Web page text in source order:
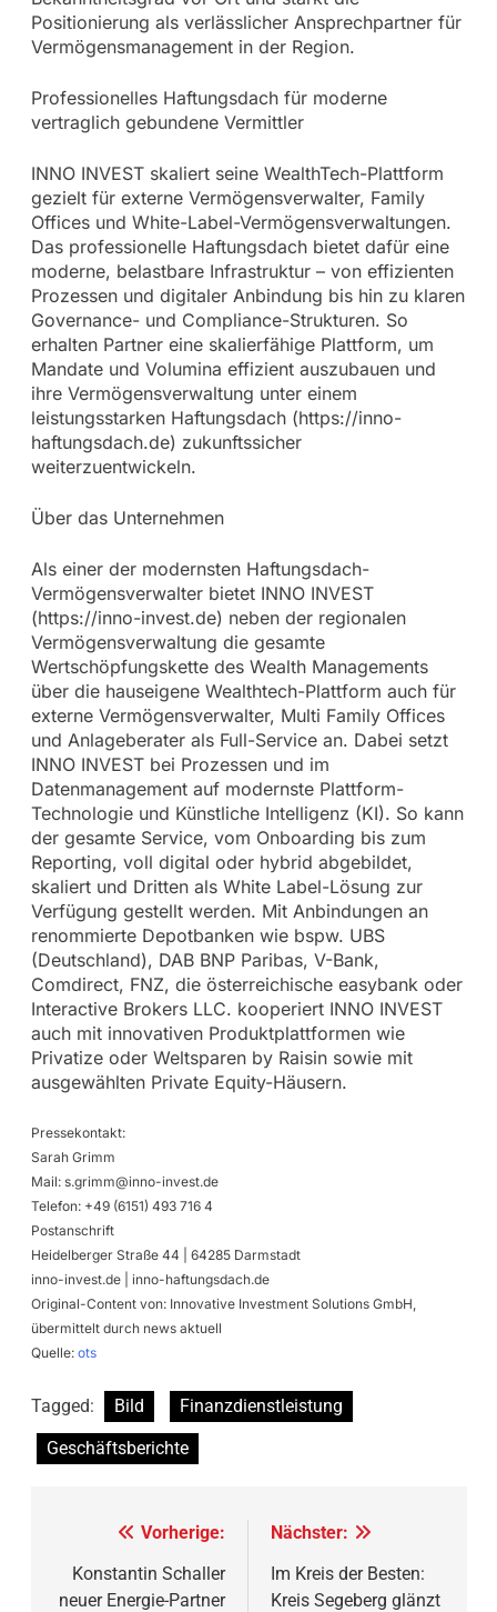
Positionierung als verlässlicher Ansprechpartner für
Vermögensmanagement in der Region.
Professionelles Haftungsdach für moderne
vertraglich gebundene Vermittler
INNO INVEST skaliert seine WealthTech-Plattform
gezielt für externe Vermögensverwalter, Family
Offices und White-Label-Vermögensverwaltungen.
Das professionelle Haftungsdach bietet dafür eine
moderne, belastbare Infrastruktur – von effizienten
Prozessen und digitaler Anbindung bis hin zu klaren
Governance- und Compliance-Strukturen. So
erhalten Partner eine skalierfähige Plattform, um
Mandate und Volumina effizient auszubauen und
ihre Vermögensverwaltung unter einem
leistungsstarken Haftungsdach (https://inno-
haftungsdach.de) zukunftssicher
weiterzuentwickeln.
Über das Unternehmen
Als einer der modernsten Haftungsdach-
Vermögensverwalter bietet INNO INVEST
(https://inno-invest.de) neben der regionalen
Vermögensverwaltung die gesamte
Wertschöpfungskette des Wealth Managements
über die hauseigene Wealthtech-Plattform auch für
externe Vermögensverwalter, Multi Family Offices
und Anlageberater als Full-Service an. Dabei setzt
INNO INVEST bei Prozessen und im
Datenmanagement auf modernste Plattform-
Technologie und Künstliche Intelligenz (KI). So kann
der gesamte Service, vom Onboarding bis zum
Reporting, voll digital oder hybrid abgebildet,
skaliert und Dritten als White Label-Lösung zur
Verfügung gestellt werden. Mit Anbindungen an
renommierte Depotbanken wie bspw. UBS
(Deutschland), DAB BNP Paribas, V-Bank,
Comdirect, FNZ, die österreichische easybank oder
Interactive Brokers LLC. kooperiert INNO INVEST
auch mit innovativen Produktplattformen wie
Privatize oder Weltsparen by Raisin sowie mit
ausgewählten Private Equity-Häusern.
Pressekontakt:
Sarah Grimm
Mail: s.grimm@inno-invest.de
Telefon: +49 (6151) 493 716 4
Postanschrift
Heidelberger Straße 44 | 64285 Darmstadt
inno-invest.de | inno-haftungsdach.de
Original-Content von: Innovative Investment Solutions GmbH,
übermittelt durch news aktuell
Quelle: ots
Tagged: Bild
Finanzdienstleistung
Geschäftsberichte
Beitragsnavigation
Vorherige:
Konstantin Schaller
neuer Energie-Partner
Nächster:
Im Kreis der Besten:
Kreis Segeberg glänzt